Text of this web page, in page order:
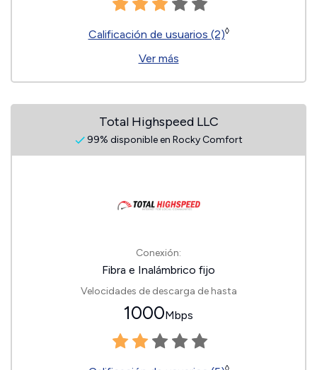
Calificación de usuarios (2)◊
Ver más
Total Highspeed LLC
99% disponible en Rocky Comfort
Conexión:
Fibra e Inalámbrico fijo
Velocidades de descarga de hasta
1000Mbps